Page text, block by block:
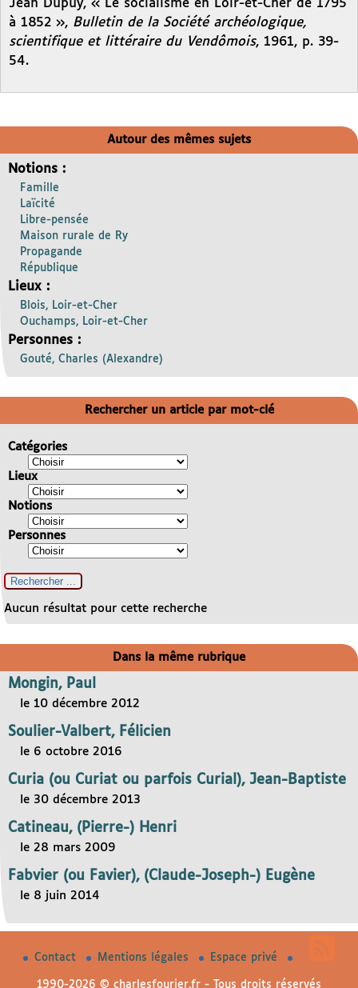
Jean Dupuy, « Le socialisme en Loir-et-Cher de 1795
à 1852 », Bulletin de la Société archéologique,
scientifique et littéraire du Vendômois, 1961, p. 39-
54.
Autour des mêmes sujets
Notions :
Famille
Laïcité
Libre-pensée
Maison rurale de Ry
Propagande
République
Lieux :
Blois, Loir-et-Cher
Ouchamps, Loir-et-Cher
Personnes :
Gouté, Charles (Alexandre)
Rechercher un article par mot-clé
Catégories
Lieux
Notions
Personnes
Aucun résultat pour cette recherche
Dans la même rubrique
Mongin, Paul
le 10 décembre 2012
Soulier-Valbert, Félicien
le 6 octobre 2016
Curia (ou Curiat ou parfois Curial), Jean-Baptiste
le 30 décembre 2013
Catineau, (Pierre-) Henri
le 28 mars 2009
Fabvier (ou Favier), (Claude-Joseph-) Eugène
le 8 juin 2014
Contact Mentions légales Espace privé
1990-2026 © charlesfourier.fr - Tous droits réservés